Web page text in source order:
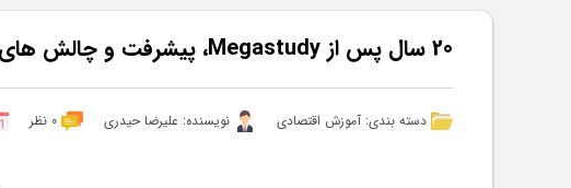
مقالات سگ ها
پادکست سگ ها20 سال پس از Megastudy، پیشرفت و چالش های جدید وجود دارد – مقالات
دسته بندی: آموزش اقتصادی نویسنده: علیرضا حیدری 0 نظر